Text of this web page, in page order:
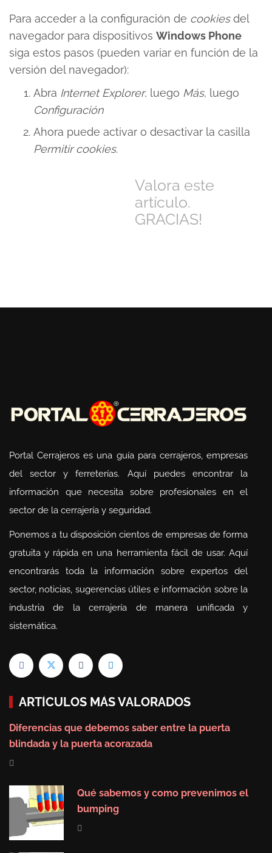
Para acceder a la configuración de cookiesdel
navegador para dispositivos Windows Phone
siga estos pasos (pueden variar en función de la
versión del navegador):
Abra Internet Explorer, luego Más, luego
Configuración
Ahora puede activar o desactivar la casilla
Permitir cookies.
Valora este
artículo.
GRACIAS!
Portal Cerrajeros es una guía para cerrajeros, empresas
del sector y ferreterías. Aquí puedes encontrar la
información que necesita sobre profesionales en el
sector de la cerrajería y seguridad.
Ponemos a tu disposición cientos de empresas de forma
gratuita y rápida en una herramienta fácil de usar. Aquí
encontrarás toda la información sobre expertos del
sector, noticias, sugerencias útiles e información sobre la
industria de la cerrajería de manera unificada y
sistemática.
ARTÍCULOS MÁS VALORADOS
Diferencias que debemos saber entre la puerta
blindada y la puerta acorazada
Qué sabemos y como prevenimos el
bumping